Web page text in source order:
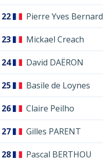
22 Pierre Yves Bernard
23 Mickael Creach
24 David DAËRON
25 Basile de Loynes
26 Claire Peilho
27 Gilles PARENT
28 Pascal BERTHOU